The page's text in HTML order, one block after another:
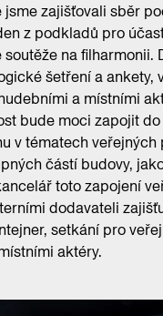
jsme zajišťovali sběr
z podkladů pro
na filharmonii.
šetření a ankety,
a místními
bude moci zapojit
v tématech
částí budovy,
toto zapojení
dodavateli
setkání pro
aktéry.